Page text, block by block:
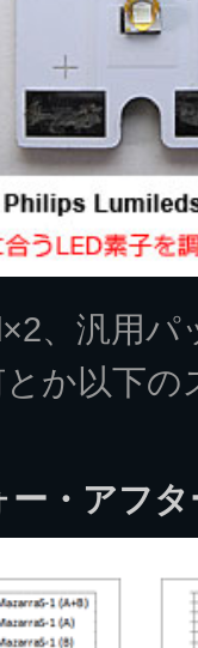
、汎用
か以下
・アフタ